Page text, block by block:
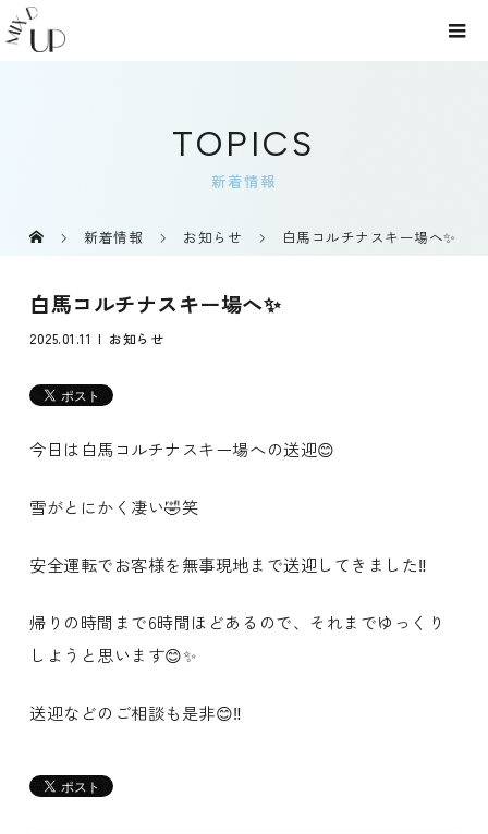
TOPICS
新着情報
新着情報 お知らせ 白馬コルチナスキー場へ✨
白馬コルチナスキー場へ✨
2025.01.11 お知らせ
今日は白馬コルチナスキー場への送迎😊
雪がとにかく凄い🤣笑
安全運転でお客様を無事現地まで送迎してきました‼️
帰りの時間まで6時間ほどあるので、それまでゆっくり
しようと思います😊✨
送迎などのご相談も是非😊‼️